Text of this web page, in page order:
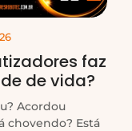
faz
de vida?
Acordou
chovendo? Está